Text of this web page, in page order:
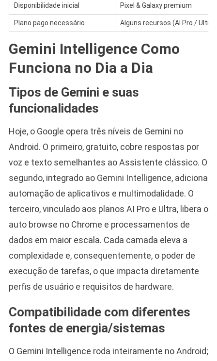
Disponibilidade inicial Pixel & Galaxy premium
Plano pago necessário Alguns recursos (AI Pro / Ultra)
Gemini Intelligence Como
Funciona no Dia a Dia
Tipos de Gemini e suas
funcionalidades
Hoje, o Google opera três níveis de Gemini no
Android. O primeiro, gratuito, cobre respostas por
voz e texto semelhantes ao Assistente clássico. O
segundo, integrado ao Gemini Intelligence, adiciona
automação de aplicativos e multimodalidade. O
terceiro, vinculado aos planos AI Pro e Ultra, libera o
auto browse no Chrome e processamentos de
dados em maior escala. Cada camada eleva a
complexidade e, consequentemente, o poder de
execução de tarefas, o que impacta diretamente
perfis de usuário e requisitos de hardware.
Compatibilidade com diferentes
fontes de energia/sistemas
O Gemini Intelligence roda inteiramente no Android;